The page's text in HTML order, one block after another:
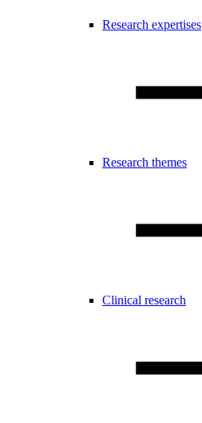
Research expertises
Research themes
Clinical research